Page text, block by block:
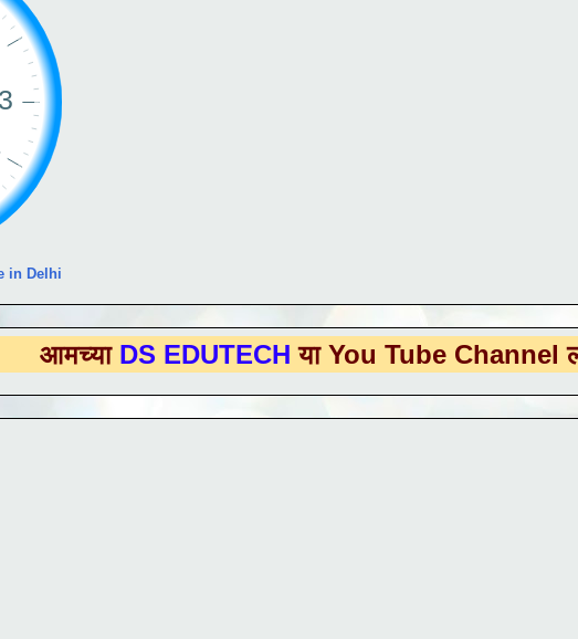
in Delhi
DS EDUTECHया You Tube Channel लाभेट